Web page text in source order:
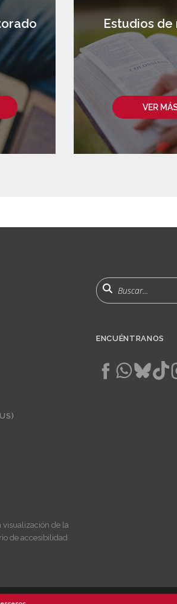
VER
Estudios de
de la
de accesibilidad
Buscar
ENCUÉNTRANOS